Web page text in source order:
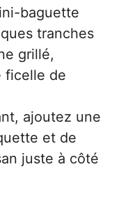
baguette
tranches
grillé,
ficelle de
ajoutez une
et de
juste à côté